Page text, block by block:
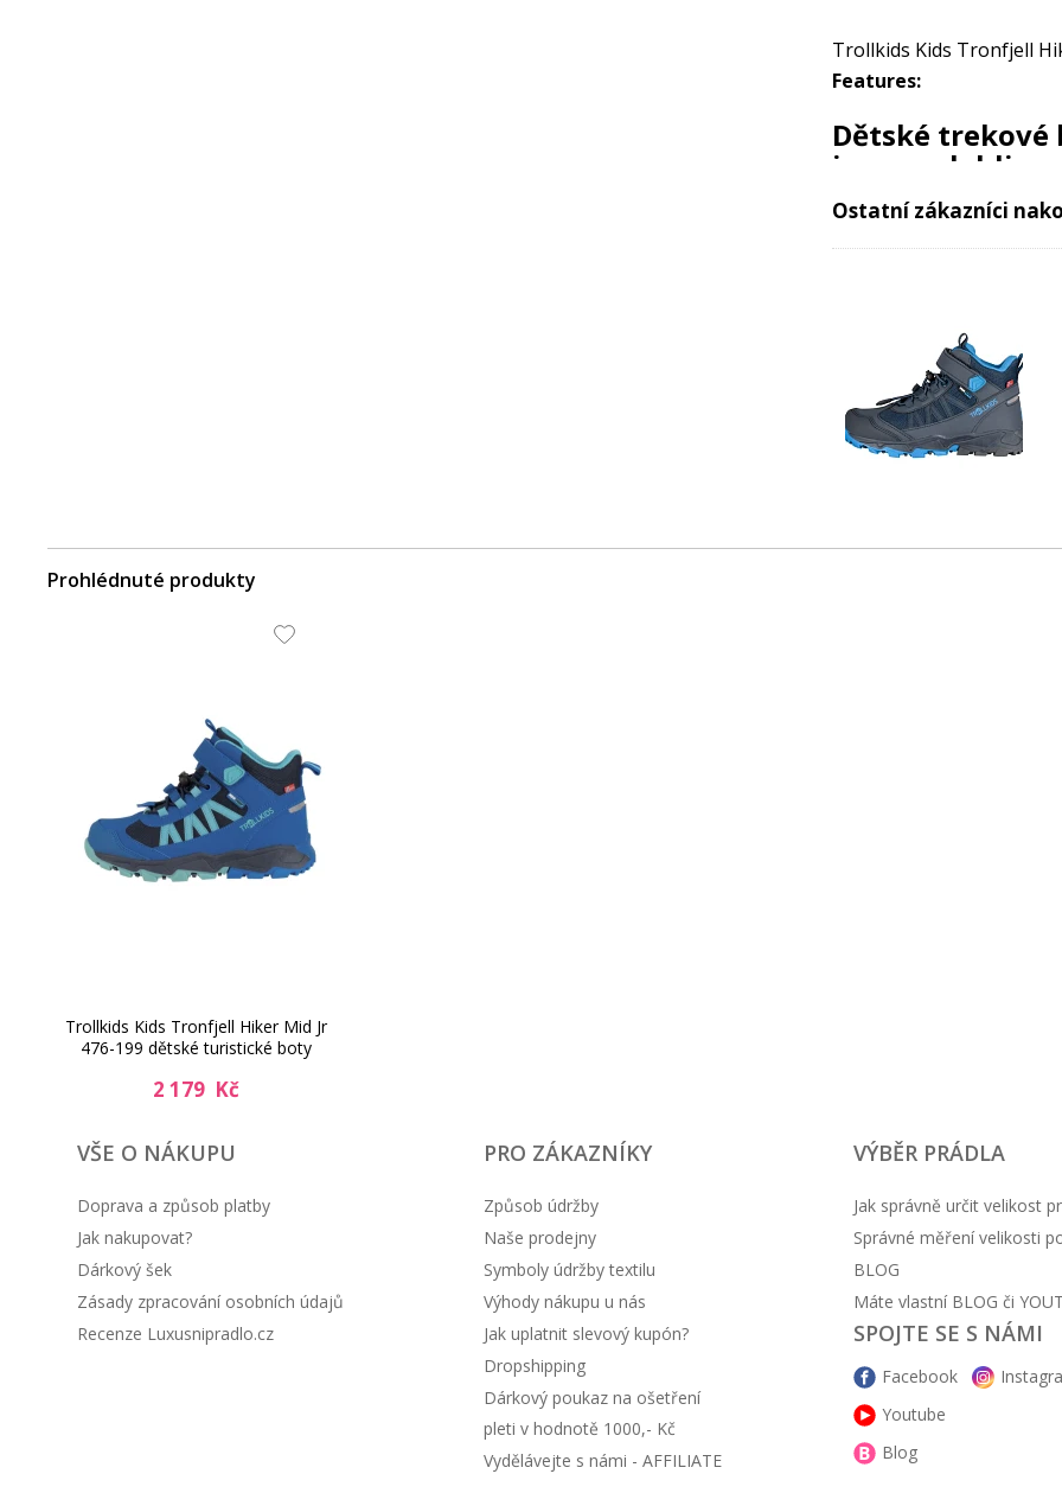
Trollkids Kids Tronfjell
Features:
Dětské
jsou
dobrodružství
Objevte pohodlí a styl v
před nepřízní počasí. Díky
výjimečné pohodlí při
Dětská vysoká
oblasti prstů, které
Šněrování
Ostatní zákazníci
Prohlédnuté produkty
Trollkids Kids Tronfjell Hiker Mid Jr
476-199 dětské turistické boty
2 179 Kč
VŠE O NÁKUPU
Doprava a způsob platby
Jak nakupovat?
Dárkový šek
Zásady zpracování osobních údajů
Recenze Luxusnipradlo.cz
PRO ZÁKAZNÍKY
Způsob údržby
Naše prodejny
Symboly údržby textilu
Výhody nákupu u nás
Jak uplatnit slevový kupón?
Dropshipping
Dárkový poukaz na ošetření
pleti v hodnotě 1000,- Kč
Vydělávejte s námi - AFFILIATE
VÝBĚR PRÁDLA
Jak správně určit velikost
Správné měření velikosti
BLOG
Máte vlastní BLOG či
SPOJTE SE S NÁMI
Facebook
Youtube
Blog